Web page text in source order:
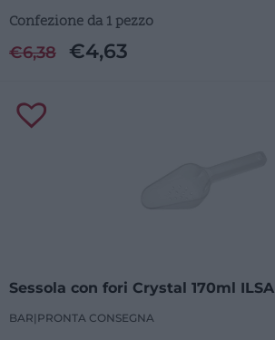
Confezione da 1 pezzo
€6,38 €4,63
Sessola con fori Crystal 170ml ILSA
BAR| PRONTA CONSEGNA